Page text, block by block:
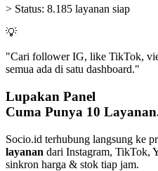
> Status: 8.185 layanan siap
💡
"Cari follower IG, like TikTok,
semua ada di satu dashboard."
Lupakan Panel
Cuma Punya 10
Socio.id terhubung langsung ke
layanan dari Instagram, TikTok,
sinkron harga & stok tiap jam.